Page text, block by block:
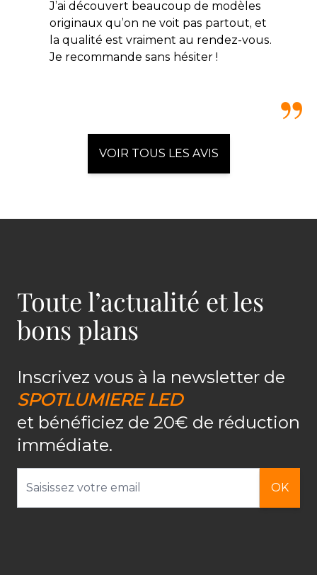
J’ai découvert beaucoup de modèles
originaux qu’on ne voit pas partout, et
la qualité est vraiment au rendez-vous.
Je recommande sans hésiter !
VOIR TOUS LES AVIS
Toute l’actualité et les
bons plans
Inscrivez vous à la newsletter de
SPOTLUMIERE LED
et bénéficiez de 20€ de réduction
immédiate.
OK